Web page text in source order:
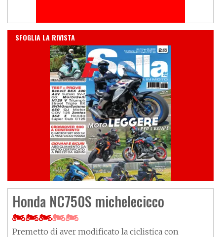
IN EDICOLA
SFOGLIA LA RIVISTA
Honda NC750S michelecicco
Premetto di aver modificato la ciclistica con